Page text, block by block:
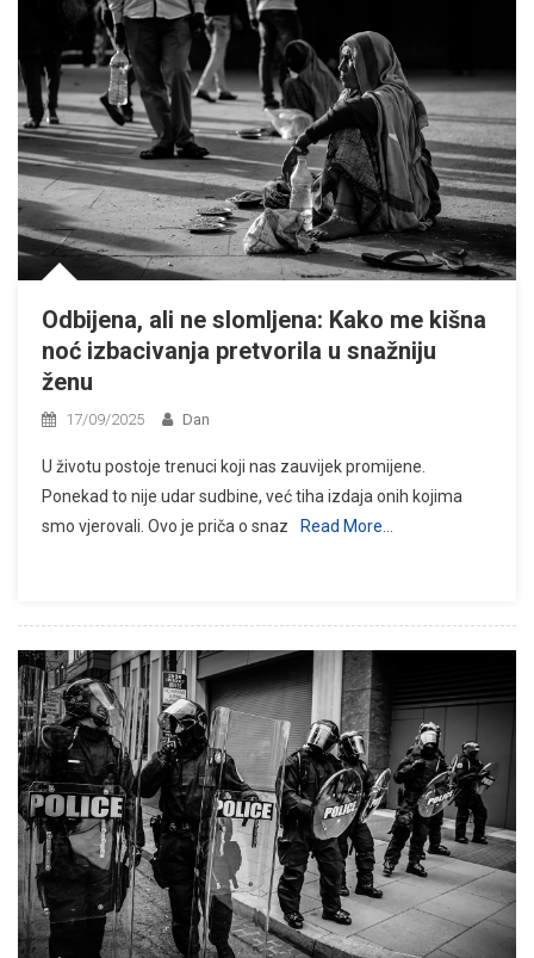
Odbijena, ali ne slomljena: Kako me kišna
noć izbacivanja pretvorila u snažniju
ženu
17/09/2025 Dan
U životu postoje trenuci koji nas zauvijek promijene.
Ponekad to nije udar sudbine, već tiha izdaja onih kojima
smo vjerovali. Ovo je priča o snaz
Read More…